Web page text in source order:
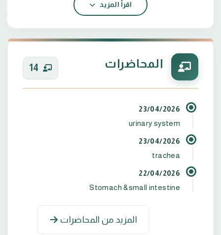
ماجستير امراض -جامعة بابل 2023
اقرأ المزيد
المحاضرات 14
23/04/2026
urinary system
23/04/2026
trachea
22/04/2026
Stomach &small intestine
المزيد من المحاضرات